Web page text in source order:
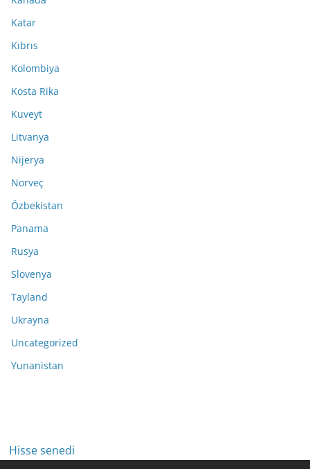
Katar
Kıbrıs
Kolombiya
Kosta Rika
Kuveyt
Litvanya
Nijerya
Norveç
Özbekistan
Panama
Rusya
Slovenya
Tayland
Ukrayna
Uncategorized
Yunanistan
Hisse senedi